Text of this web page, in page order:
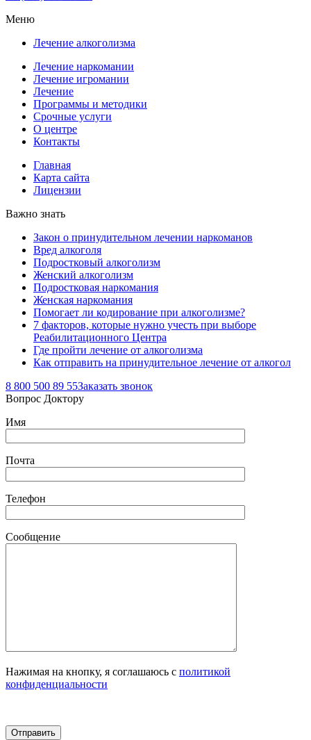
Меню
Лечение алкоголизма
Лечение наркомании
Лечение игромании
Лечение
Программы и методики
Срочные услуги
О центре
Контакты
Главная
Карта сайта
Лицензии
Важно знать
Закон о принудительном лечении наркоманов
Вред алкоголя
Подростковый алкоголизм
Женский алкоголизм
Подростковая наркомания
Женская наркомания
Помогает ли кодирование при алкоголизме?
7 факторов, которые нужно учесть при выборе
Реабилитационного Центра
Где пройти лечение от алкоголизма
Как отправить на принудительное лечение от алкогол
8 800 500 89 55Заказать звонок
Вопрос Доктору
Имя
Почта
Телефон
Сообщение
Нажимая на кнопку, я соглашаюсь с политикой
конфиденциальности